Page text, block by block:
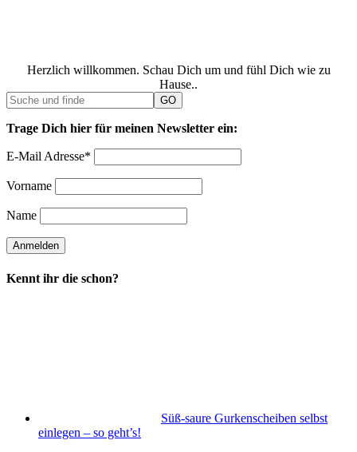
Herzlich willkommen. Schau Dich um und fühl Dich wie zu
Hause..
Trage Dich hier für meinen Newsletter ein:
E-Mail Adresse*
Vorname
Name
Kennt ihr die schon?
Süß-saure Gurkenscheiben selbst
einlegen – so geht’s!